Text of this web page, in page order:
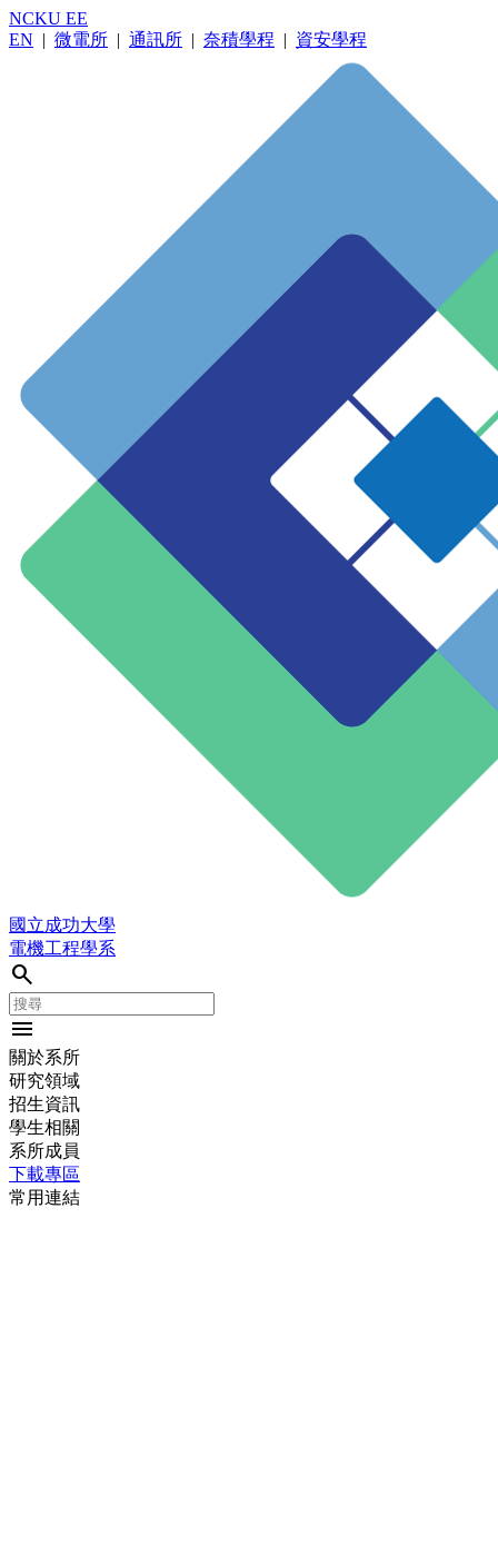
NCKU EE
EN | 微電所 | 通訊所 | 奈積學程 | 資安學程
國立成功大學
電機工程學系
search
menu
關於系所
研究領域
招生資訊
學生相關
系所成員
下載專區
常用連結